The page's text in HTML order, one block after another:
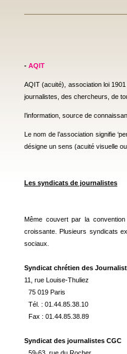
- AQIT
AQIT (acuité), association loi
journalistes, des chercheurs, de
l’information, source de
Le nom de l’association signifie
désigne un sens (acuité visuelle ou
Les syndicats de journalistes
Même couvert par la
croissante. Plusieurs syndicats
sociaux.
Syndicat chrétien des
11, rue Louise-Thuliez
75 019 Paris
Tél. : 01.44.85.38.10
Fax : 01.44.85.38.89
Syndicat des journalistes CGC